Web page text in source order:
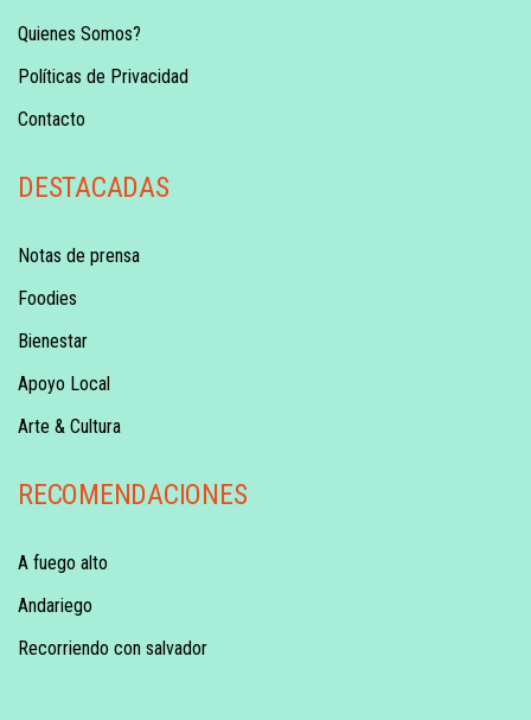
Quienes Somos?
Políticas de Privacidad
Contacto
DESTACADAS
Notas de prensa
Foodies
Bienestar
Apoyo Local
Arte & Cultura
RECOMENDACIONES
A fuego alto
Andariego
Recorriendo con salvador